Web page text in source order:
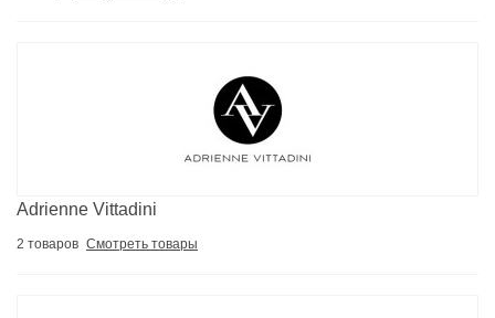
Adrienne Vittadini
2 товаров Смотреть товары